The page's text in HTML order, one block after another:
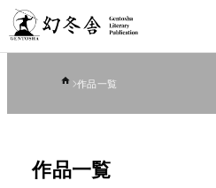
作品一覧
作品一覧